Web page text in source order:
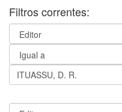
Filtros correntes: